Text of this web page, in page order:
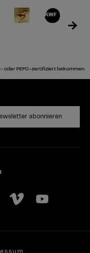
oder PEFC-zertifiziert bekommen.
abonnieren